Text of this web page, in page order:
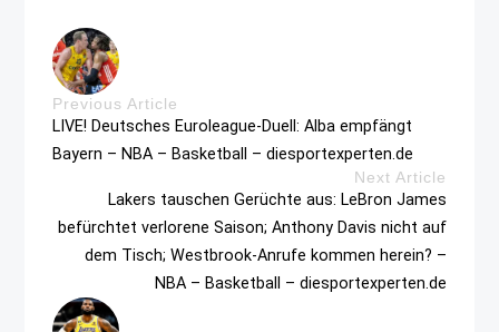
Previous Article
LIVE! Deutsches Euroleague-Duell: Alba empfängt
Bayern – NBA – Basketball – diesportexperten.de
Next Article
Lakers tauschen Gerüchte aus: LeBron James
befürchtet verlorene Saison; Anthony Davis nicht auf
dem Tisch; Westbrook-Anrufe kommen herein? –
NBA – Basketball – diesportexperten.de